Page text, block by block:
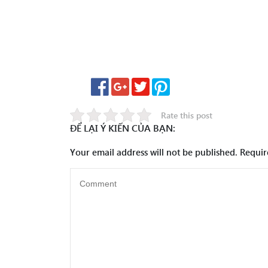
Rate this post
ĐỂ LẠI Ý KIẾN CỦA BẠN:
Your email address will not be published.